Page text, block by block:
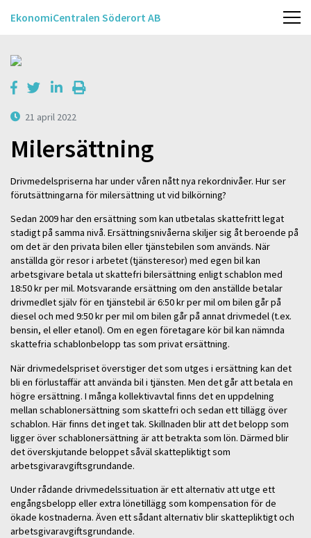
EkonomiCentralen Söderort AB
21 april 2022
Milersättning
Drivmedelspriserna har under våren nått nya rekordnivåer. Hur ser
förutsättningarna för milersättning ut vid bilkörning?
Sedan 2009 har den ersättning som kan utbetalas skattefritt legat
stadigt på samma nivå. Ersättningsnivåerna skiljer sig åt beroende på
om det är den privata bilen eller tjänstebilen som används. När
anställda gör resor i arbetet (tjänsteresor) med egen bil kan
arbetsgivare betala ut skattefri bilersättning enligt schablon med
18:50 kr per mil. Motsvarande ersättning om den anställde betalar
drivmedlet själv för en tjänstebil är 6:50 kr per mil om bilen går på
diesel och med 9:50 kr per mil om bilen går på annat drivmedel (t.ex.
bensin, el eller etanol). Om en egen företagare kör bil kan nämnda
skattefria schablonbelopp tas som privat ersättning.
När drivmedelspriset överstiger det som utges i ersättning kan det
bli en förlustaffär att använda bil i tjänsten. Men det går att betala en
högre ersättning. I många kollektivavtal finns det en uppdelning
mellan schablonersättning som skattefri och sedan ett tillägg över
schablon. Här finns det inget tak. Skillnaden blir att det belopp som
ligger över schablonersättning är att betrakta som lön. Därmed blir
det överskjutande beloppet såväl skattepliktigt som
arbetsgivaravgiftsgrundande.
Under rådande drivmedelssituation är ett alternativ att utge ett
engångsbelopp eller extra lönetillägg som kompensation för de
ökade kostnaderna. Även ett sådant alternativ blir skattepliktigt och
arbetsgivaravgiftsgrundande.